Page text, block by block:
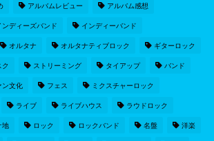
アルバムレビュー アルバム感想
ンディーズバンド インディーバンド
オルタナ オルタナティブロック ギターロック
ク ストリーミング タイアップ バンド
ン文化 フェス ミクスチャーロック
ライブ ライブハウス ラウドロック
地 ロック ロックバンド 名盤 洋楽